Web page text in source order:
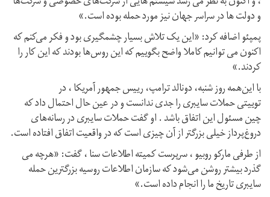
و دولت ها در سراسر جهان نیز مورد حمله بوده است.»
پمپئو اضافه کرد: «این یک تلاش بسیار چشمگیری بود و فکر می‌کنم که
اکنون می توانیم کاملا واضح بگوییم که این روس‌ها بودند که این کار را
کردند.»
با این‌همه روز شنبه، دونالد ترامپ، رییس جمهور آمریكا ، در
توییتی حملات سایبری را جدی ندانست و در عین حال احتمال داد كه
چین مسئول این اتفاق باشد . او گفت حملات سایبری در رسانه‌های
دروغ‌پرداز خیلی بزرگتر از آن چیزی است که در واقعیت اتفاق افتاده است.
از طرفی ماركو روبیو ، سرپرست كمیته اطلاعات سنا ، گفت: «هرچه می
گذرد بیشتر روشن می‌شود که سازمان اطلاعات روسیه بزرگترین حمله
سایبری تاریخ ما را انجام داده است.»